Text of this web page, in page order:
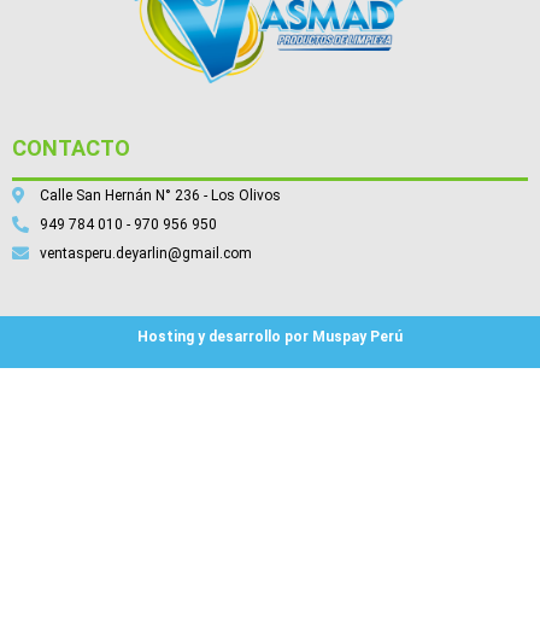
CONTACTO
Calle San Hernán N° 236 - Los Olivos
949 784 010 - 970 956 950
ventasperu.deyarlin@gmail.com
Hosting y desarrollo por Muspay Perú